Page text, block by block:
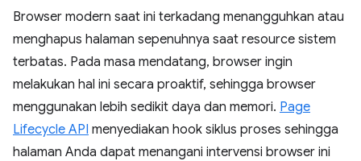
Browser modern saat ini terkadang menangguhkan atau
menghapus halaman sepenuhnya saat resource sistem
terbatas. Pada masa mendatang, browser ingin
melakukan hal ini secara proaktif, sehingga browser
menggunakan lebih sedikit daya dan memori. Page
Lifecycle API menyediakan hook siklus proses sehingga
halaman Anda dapat menangani intervensi browser ini